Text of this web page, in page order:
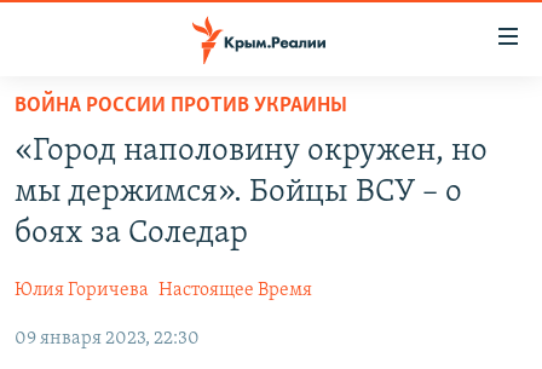
Вернуться
основному
содержанию
Вернутся
главной
навигации
Вернутся
СПЕЦПРОЕКТЫ
11 ЛЕТ ОККУПАЦИИ КРЫМА. 11 ИСТОРИЙ СОПРОТИВЛЕНИЯ
ВОДА
ЕЩЕ
ИНТЕРАКТИВ
РАДІО СВОБОДА
ВОЙНА РОССИИ ПРОТИВ УКРАИНЫ
«Город наполовину окружен, но
мы держимся». Бойцы ВСУ – о
боях за Соледар
Юлия Горичева Настоящее Время
09 января 2023, 22:30